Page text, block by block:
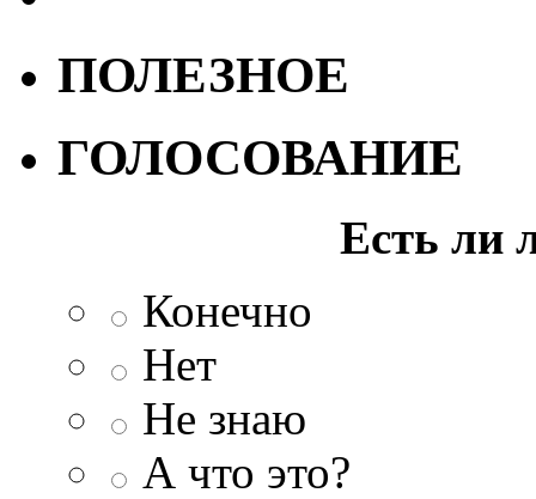
ПОЛЕЗНОЕ
ГОЛОСОВАНИЕ
Есть ли
Конечно
Нет
Не знаю
А что это?